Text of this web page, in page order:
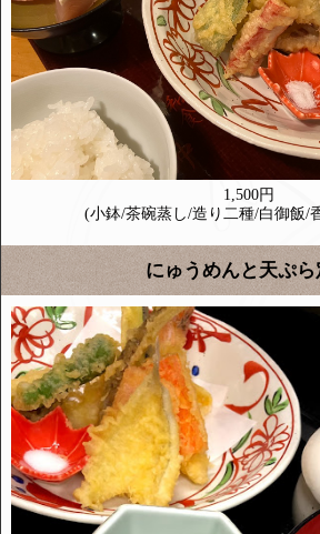
1,500円
(小鉢/茶碗蒸し/造り二種/白御飯/
にゅうめんと天ぷら